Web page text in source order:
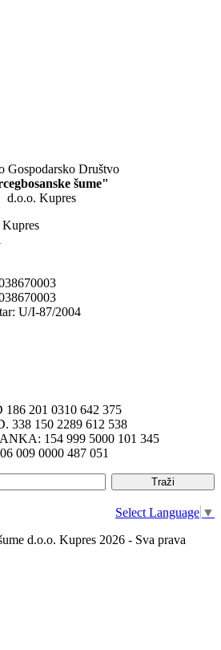
Gospodarsko Društvo
šume"
d.o.o. Kupres
Kupres
U/I-87/2004
201 0310 642 375
150 2289 612 538
154 999 5000 101 345
009 0000 487 051
Select Language ▼
d.o.o. Kupres 2026 - Sva prava